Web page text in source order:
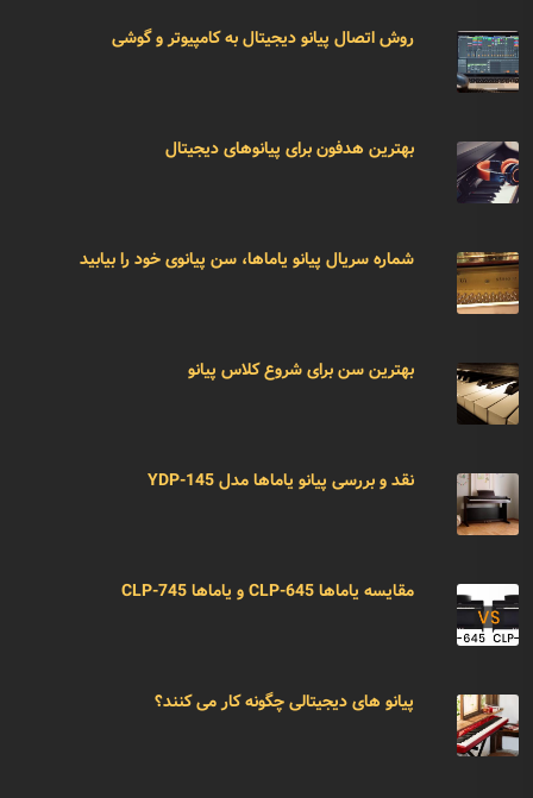
روش اتصال پیانو دیجیتال به کامپیوتر و گوشی
بهترین هدفون برای پیانوهای دیجیتال
شماره سریال پیانو یاماها، سن پیانوی خود را بیابید
بهترین سن برای شروع کلاس پیانو
نقد و بررسی پیانو یاماها مدل YDP-145
مقایسه یاماها CLP-645 و یاماها CLP-745
پیانو های دیجیتالی چگونه کار می کنند؟